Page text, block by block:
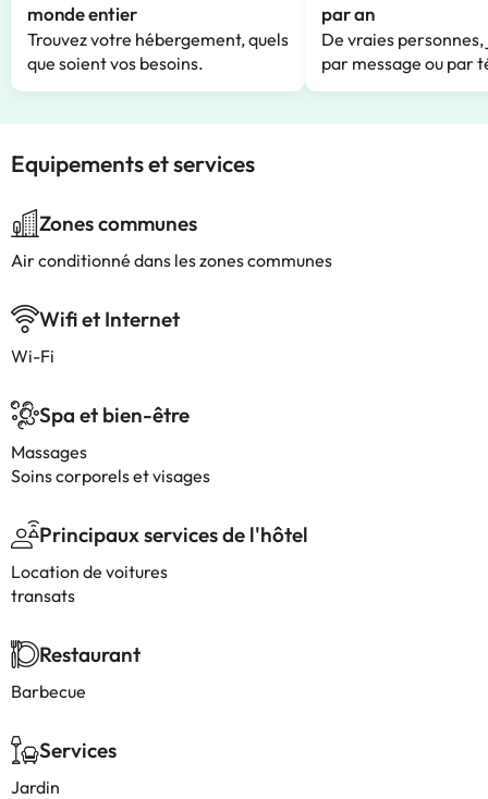
monde entier
Trouvez votre hébergement, quels
que soient vos besoins.
par an
De vraies
par message ou par
Equipements et services
Zones communes
Air conditionné dans les zones communes
Wifi et Internet
Wi-Fi
Spa et bien-être
Massages
Soins corporels et visages
Principaux services de l'hôtel
Location de voitures
transats
Restaurant
Barbecue
Services
Jardin